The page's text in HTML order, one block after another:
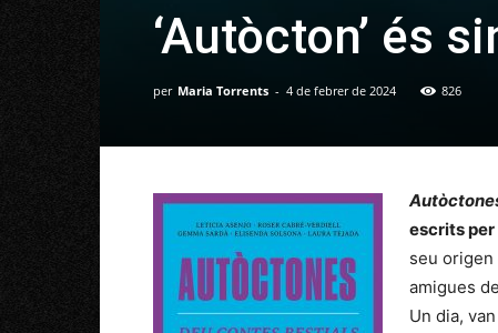
‘Autòcton’ és
per Maria Torrents - 4 de febrer de 2024 826
escrits
seu origen
amigues
Un dia,